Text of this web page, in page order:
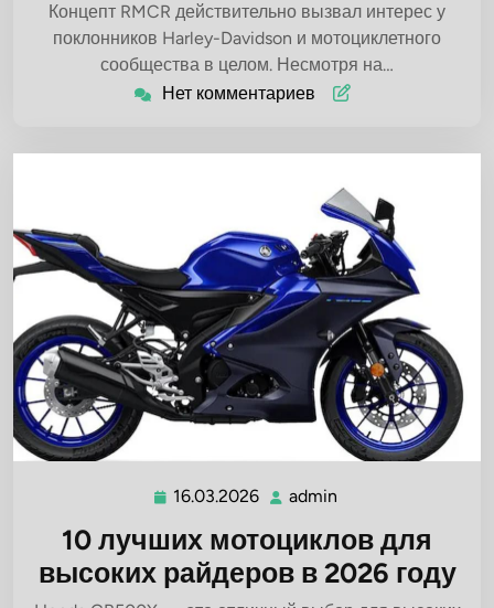
Концепт RMCR действительно вызвал интерес у
поклонников Harley-Davidson и мотоциклетного
сообщества в целом. Несмотря на…
Нет комментариев
16.03.2026 16.03.2026
admin
10 лучших мотоциклов для
высоких райдеров в 2026 году